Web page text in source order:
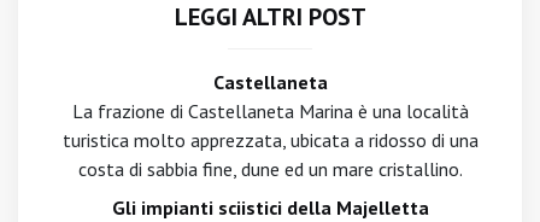
LEGGI ALTRI POST
Castellaneta
La frazione di Castellaneta Marina è una località
turistica molto apprezzata, ubicata a ridosso di una
costa di sabbia fine, dune ed un mare cristallino.
Gli impianti sciistici della Majelletta